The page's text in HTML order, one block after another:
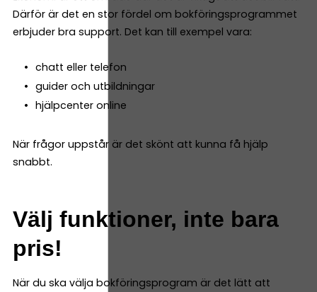
Därför är det en stor fördel om bokföringsprogrammet
erbjuder bra support. Det kan till exempel vara:
chatt eller telefon
guider och utbildningar
hjälpcenter online
När frågor uppstår är det skönt att kunna få hjälp
snabbt.
Välj funktioner, inte bara
pris!
När du ska välja bokföringsprogram är det lätt att